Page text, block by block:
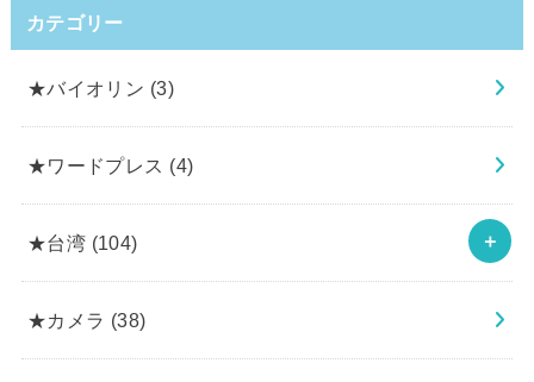
カテゴリー
★バイオリン (3)
★ワードプレス (4)
★台湾 (104)
★カメラ (38)